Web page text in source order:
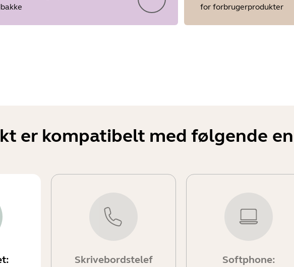
for forbrugerprodukter
er kompatibelt med følgende
Skrivebordstelef
Softphone: